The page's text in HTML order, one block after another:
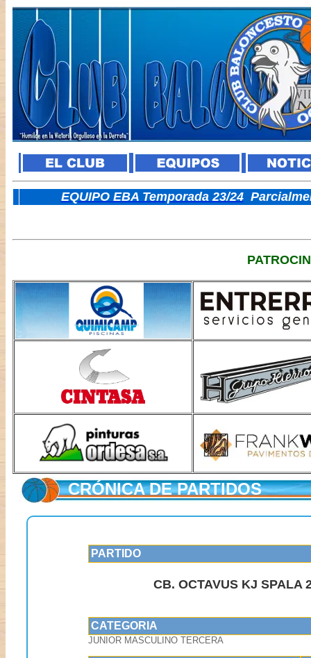
EQUIPO EBA Temporada 23/24
CRÓNICA DE PARTIDOS
PARTIDO
CB. OCTAVUS KJ SPALA
CATEGORIA
JUNIOR MASCULINO TERCERA